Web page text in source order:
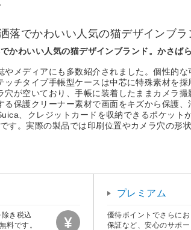
落でかわいい人気の猫デザインブ
かわいい人気の猫デザインブランド。かさば
やメディアにも多数紹介されました。個性的な
ッチタイプ手帳型ケースは中芯に特殊素材を採
が空いており、手帳に装着したままカメラ撮
保護クリーナー素材で画面をキズから保護、
、クレジットカードを収納できるポケット
す。実際の製品では印刷位置やカメラ穴の形
き税込
料です。
プレミアム
優待ポイントでさらに
保証など、安心のサポー